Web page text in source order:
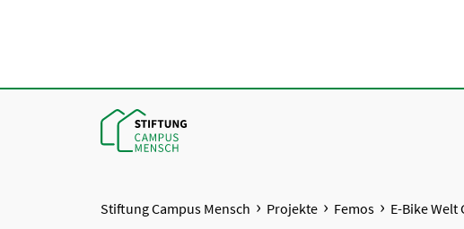
Stiftung Campus Mensch Projekte Femos E-Bike Welt